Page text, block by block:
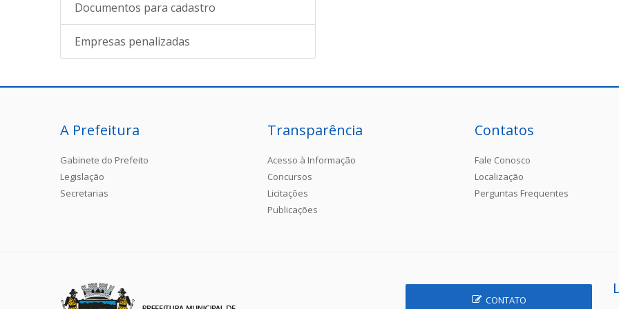
Documentos para cadastro
Empresas penalizadas
A Prefeitura
Gabinete do Prefeito
Legislação
Secretarias
Transparência
Acesso à Informação
Concursos
Licitações
Publicações
Contatos
Fale Conosco
Localização
Perguntas Frequentes
CONTATO